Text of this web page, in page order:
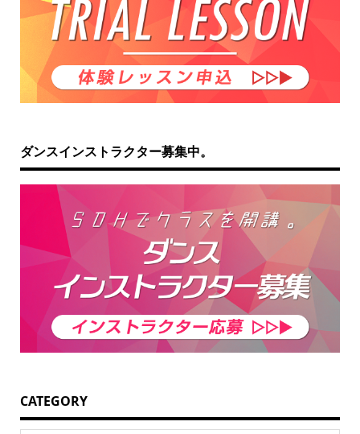
ダンスインストラクター募集中。
CATEGORY